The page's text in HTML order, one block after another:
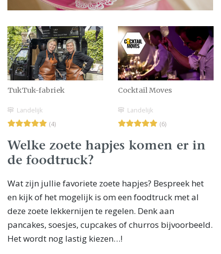
TukTuk-fabriek
Landelijk
(4)
Cocktail Moves
Landelijk
(6)
Welke zoete hapjes komen er in
de foodtruck?
Wat zijn jullie favoriete zoete hapjes? Bespreek het
en kijk of het mogelijk is om een foodtruck met al
deze zoete lekkernijen te regelen. Denk aan
pancakes, soesjes, cupcakes of churros bijvoorbeeld.
Het wordt nog lastig kiezen…!